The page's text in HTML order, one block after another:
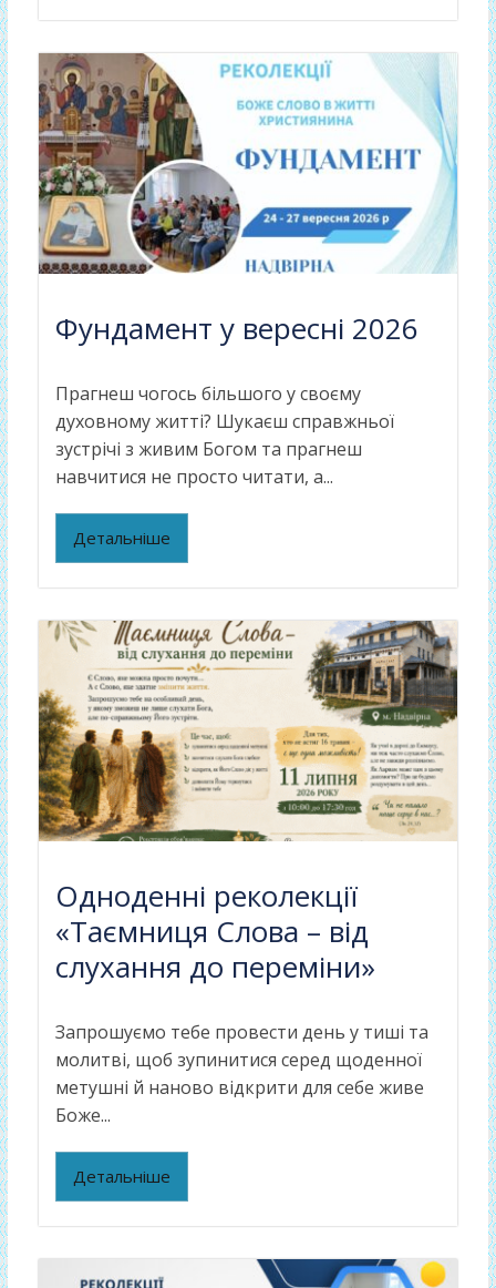
Фундамент у вересні 2026
Прагнеш чогось більшого у своєму
духовному житті? Шукаєш справжньої
зустрічі з живим Богом та прагнеш
навчитися не просто читати, а...
Детальніше
Одноденні реколекції
«Таємниця Слова – від
слухання до переміни»
Запрошуємо тебе провести день у тиші та
молитві, щоб зупинитися серед щоденної
метушні й наново відкрити для себе живе
Боже...
Детальніше